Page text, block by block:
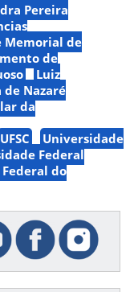
Pereira
Memorial de
de
Luiz
de Nazaré
da
UFSC
Universidade
Federal
do